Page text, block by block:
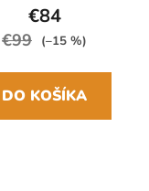
Rozšíriteľný
€84
€99 (–15 %)
DO KOŠÍKA